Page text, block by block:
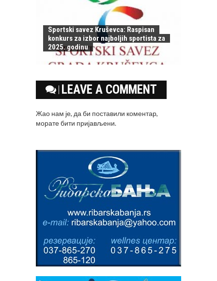
Sportski savez Kruševca: Raspisan
konkurs za izbor najboljih sportista za
2025. godinu
LEAVE A COMMENT
Жао нам је, да би поставили коментар,
моратебити пријављени.